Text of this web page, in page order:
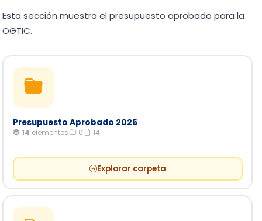
Esta sección muestra el presupuesto aprobado para la
OGTIC.
Presupuesto Aprobado 2026
14 elementos 0 14
Explorar carpeta